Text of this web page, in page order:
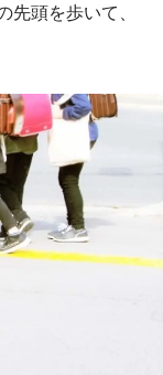
頭を歩いて、